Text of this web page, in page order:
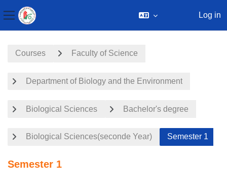
Side panel
Log in
Courses Faculty of Science
Department of Biology and the Environment
Biological Sciences Bachelor's degree
Biological Sciences(seconde Year) Semester 1
Semester 1